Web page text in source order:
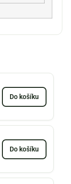
Do košíku
Do košíku